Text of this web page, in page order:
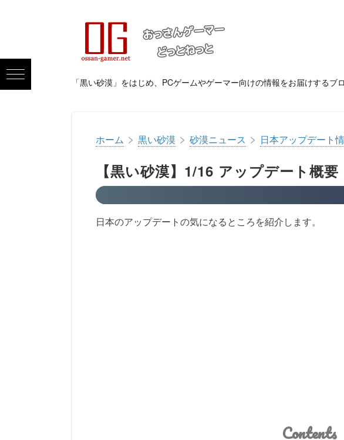
「黒い砂漠」をはじめ、PCゲームやゲーマー向けの情報をお届けするブ
ホーム > 黒い砂漠 > 砂漠ニュース > 日本アップデート
【黒い砂漠】1/16 アップデート概要
日本のアップデートの気になるところを紹介します。
Contents